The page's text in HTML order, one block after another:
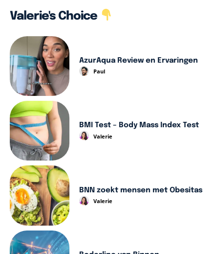
Valerie's Choice
AzurAqua Review en Ervaringen
Paul
BMI Test – Body Mass Index Test
Valerie
BNN zoekt mensen met Obesitas
Valerie